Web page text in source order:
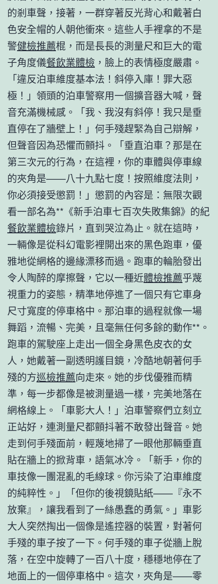
的剎車聲，接著，一群穿著反光背心和戴著白
色安全帽的人朝他衝來。這些人手裡拿的不是
警健檢推薦棍，而是長長的測量尺和巨大的電
子角度儀餐飲業體檢 ，臉上的表情極度嚴肅。
「違反泊車維度基本法！斜停入庫！罪大惡
極！」領頭的泊車警察用一個擴音器大喊，聲
音充滿機械感。「我、我沒有斜停！我只是垂
直停在了牆壁上！」何手殘趕緊為自己辯解，
但聲音因為恐懼而顫抖。「垂直泊車？那是在
第三次元的行為，在這裡，你的車體與停車線
的夾角是——八十九點七度！按照維度法則，
你必須接受懲罰！」懲罰的內容是：無限次觀
看一部名為**《新手泊車七百次失敗集錦》的紀
餐飲業體檢錄片，直到哭泣為止。就在這時，
一輛像是從科幻電影裡開出來的黑色跑車，優
雅地從網格的邊緣漂移而過。跑車的輪胎發出
令人陶醉的摩擦聲，它以一種近體檢推薦乎蔑
視重力的姿態，精準地停進了一個只有它車身
尺寸寬度的停車格中。那泊車的過程就像一場
舞蹈，流暢、完美，且毫無任何多餘的動作**。
跑車的駕駛座上走出一個全身黑色皮衣的女
人，她戴著一副透明護目鏡，冷酷地朝著何手
殘的方巡檢推薦向走來。她的步伐優雅而精
準，每一步都像是被測量過一樣，完美地落在
網格線上。「車影大人！」泊車警察們立刻立
正站好，連測量尺都顫抖著不敢發出聲音。她
走到何手殘面前，輕蔑地掃了一眼他那輛垂直
貼在牆上的掀背車，語氣冰冷。「新手，你的
車技像一團混亂的毛線球。你污染了泊車維度
的純粹性。」「但你的後視鏡貼紙——『永不
放棄』，讓我看到了一絲愚蠢的勇氣。」車影
大人突然掏出一個像是遙控器的裝置，對著何
手殘的車子按了一下。何手殘的車子從牆上脫
落，在空中旋轉了一百八十度，穩穩地停在了
地面上的一個停車格中。這次，夾角是——零